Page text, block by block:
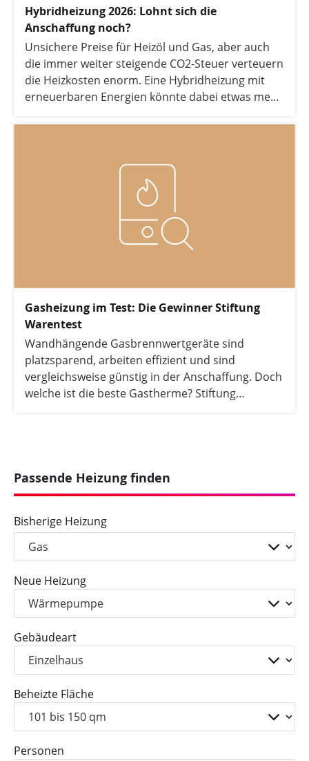
Hybridheizung 2026: Lohnt sich die
Anschaffung noch?
Unsichere Preise für Heizöl und Gas, aber auch
die immer weiter steigende CO2-Steuer verteuern
die Heizkosten enorm. Eine Hybridheizung mit
erneuerbaren Energien könnte dabei etwas mehr
geben wir in folgendem Artikel. Zudem
beleuchten wir, welche zukunftssicheren
Heizsysteme, die auf erneuerbaren Energien
basieren, eine bessere Alternative bieten können.
Gasheizung im Test: Die Gewinner Stiftung
Warentest
Wandhängende Gasbrennwertgeräte sind
platzsparend, arbeiten effizient und sind
vergleichsweise günstig in der Anschaffung. Doch
welche ist die beste Gastherme? Stiftung
2010 ist, erfahren Sie hier.
Passende Heizung finden
Bisherige Heizung
Neue Heizung
Gebäudeart
Beheizte Fläche
Personen